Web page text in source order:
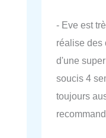
- Eve est
réalise des
d'une
soucis 4
toujours